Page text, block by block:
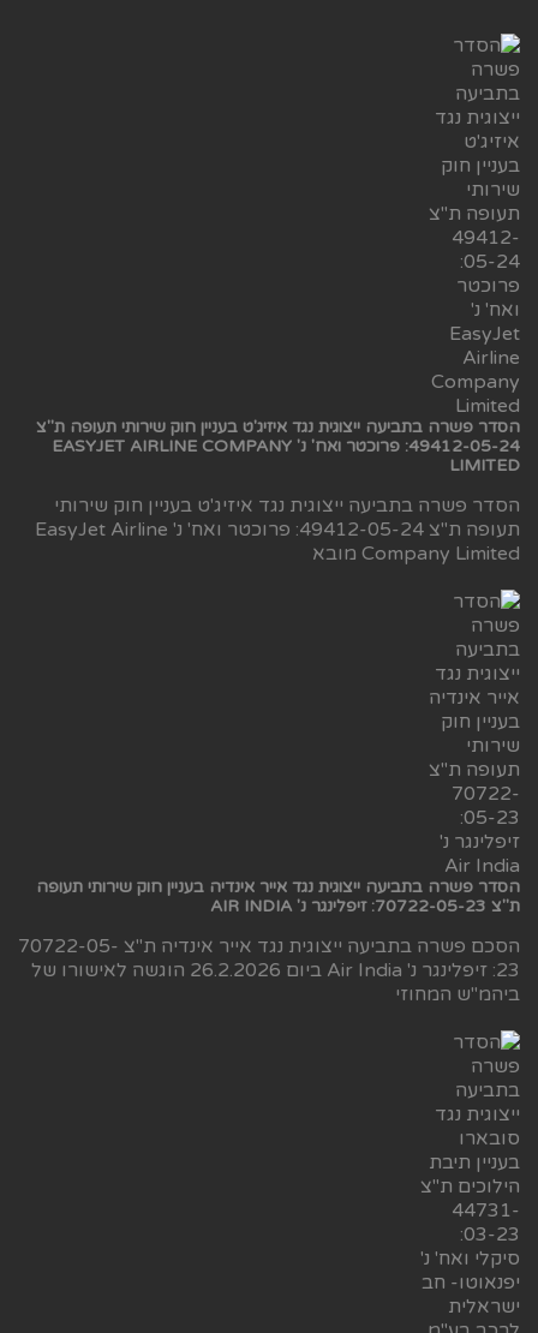
הסדר פשרה בתביעה ייצוגית נגד איזיג'ט בעניין חוק שירותי תעופה ת"צ
49412-05-24: פרוכטר ואח' נ' EASYJET AIRLINE COMPANY
LIMITED
הסדר פשרה בתביעה ייצוגית נגד איזיג'ט בעניין חוק שירותי
תעופה ת"צ 49412-05-24: פרוכטר ואח' נ' EasyJet Airline
Company Limited מובא
הסדר פשרה בתביעה ייצוגית נגד אייר אינדיה בעניין חוק שירותי תעופה
ת"צ 70722-05-23: זיפלינגר נ' AIR INDIA
הסכם פשרה בתביעה ייצוגית נגד אייר אינדיה ת"צ 70722-05-
23: זיפלינגר נ' Air India ביום 26.2.2026 הוגשה לאישורו של
ביהמ"ש המחוזי